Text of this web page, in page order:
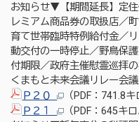
お知らせ▼【期間延長】定
レミアム商品券の取扱店／
育て世帯臨時特例給付金／
動交付の一時停止／野鳥保
付期限／政府主催慰霊巡拝
くまもと未来会議リレー会
Ｐ２０
（PDF：741.8キ
Ｐ２１
（PDF：645キ